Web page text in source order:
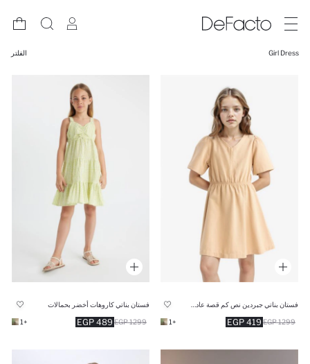
Girl Dress الفلتر
419 EGP 1299 EGP
+1
فستان بناتي كاروهات أخضر بحمالات
489 EGP 1299 EGP
+1